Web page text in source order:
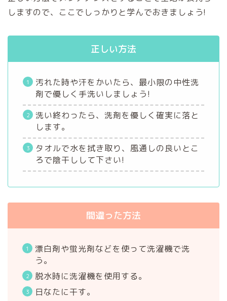
しますので、ここでしっかりと学んでおきましょう!
正しい方法
汚れた時や汗をかいたら、最小限の中性洗
剤で優しく手洗いしましょう!
洗い終わったら、洗剤を優しく確実に落と
します。
タオルで水を拭き取り、風通しの良いとこ
ろで陰干しして下さい!
間違った方法
漂白剤や蛍光剤などを使って洗濯機で洗
う。
脱水時に洗濯機を使用する。
日なたに干す。